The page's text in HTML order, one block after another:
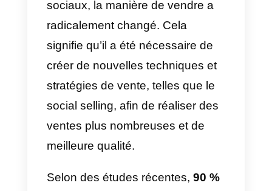
services. Il y a de nombreuses
années, les vendeurs frappaient
aux portes pour vendre, cette
coutume est désormais révolue
grâce à l’évolution de la
technologie qui nous permet de
vendre et d’acheter des produits